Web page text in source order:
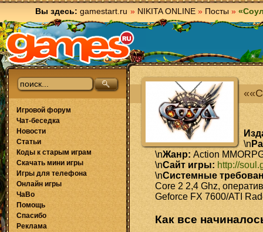
Вы здесь: gamestart.ru » NIKITA ONLINE » Посты »
\n
\nЖанр: Action
\nСайт игры: http://
\nСистемные
Core 2 2,4 Ghz,
Geforce FX 7600/ATI
Как все
Игровой форум
Чат-беседка
Новости
Статьи
Коды к старым играм
Скачать мини игры
Игры для телефона
Онлайн игры
ЧаВо
Помощь
Спасибо
Реклама